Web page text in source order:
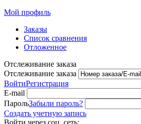
Мой профиль
Заказы
Список сравнения
Отложенное
Отслеживание заказа
Отслеживание заказа
ВойтиРегистрация
E-mail
ПарольЗабыли пароль?
Создать учетную запись
Войти через соц. сеть: